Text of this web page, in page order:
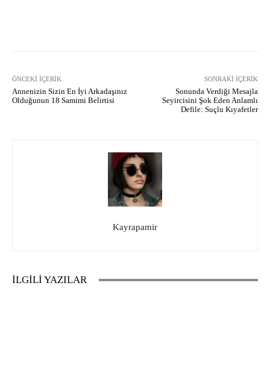
ÖNCEKI İÇERIK
Annenizin Sizin En İyi Arkadaşınız
Olduğunun 18 Samimi Belirtisi
SONRAKI İÇERIK
Sonunda Verdiği Mesajla
Seyircisini Şok Eden Anlamlı
Defile: Suçlu Kıyafetler
Kayrapamir
İLGİLİ YAZILAR